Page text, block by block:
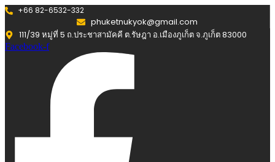
+66 82-6532-332
phuketnukyok@gmail.com
111/39 หมู่ที่ 5 ถ.ประชาสามัคคี ต.รัษฎา อ.เมืองภูเก็ต จ.ภูเก็ต 83000
Facebook-f